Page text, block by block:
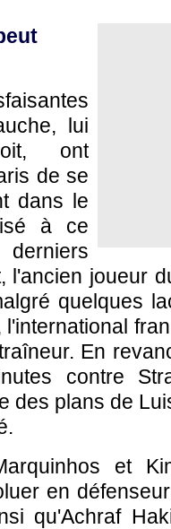
lui
ont
de se
dans le
à ce
l'ancien joueur
quelques
En
contre
des plans de
et
en
qu'Achraf